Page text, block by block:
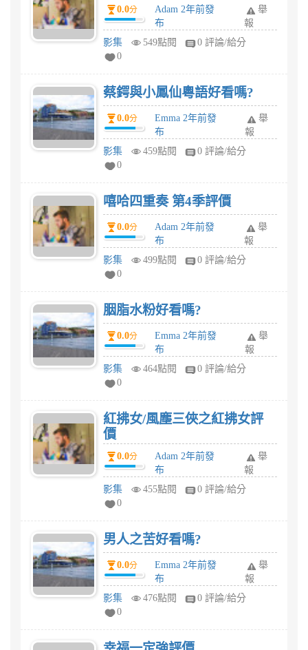
0.0分
Adam 2年前發
布
舉
報
影集
549點閱
0 評論/給分
0
蔡鍔與小鳳仙粵語好看嗎?
0.0分
Emma 2年前發
布
舉
報
影集
459點閱
0 評論/給分
0
嘻哈四重奏 第4季評價
0.0分
Adam 2年前發
布
舉
報
影集
499點閱
0 評論/給分
0
胭脂水粉好看嗎?
0.0分
Emma 2年前發
布
舉
報
影集
464點閱
0 評論/給分
0
紅拂女/風塵三俠之紅拂女評
價
0.0分
Adam 2年前發
布
舉
報
影集
455點閱
0 評論/給分
0
男人之苦好看嗎?
0.0分
Emma 2年前發
布
舉
報
影集
476點閱
0 評論/給分
0